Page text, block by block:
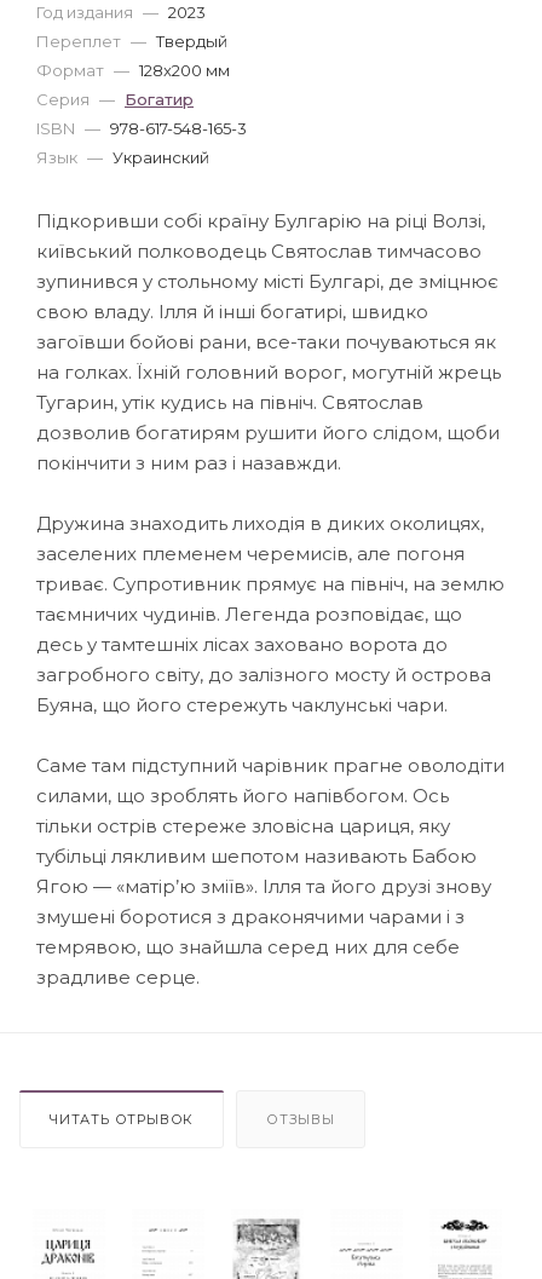
Год издания — 2023
Переплет — Твердый
Формат — 128x200 мм
Серия — Богатир
ISBN — 978-617-548-165-3
Язык — Украинский
Підкоривши собі країну Булгарію на ріці Волзі,
київський полководець Святослав тимчасово
зупинився у стольному місті Булгарі, де зміцнює
свою владу. Ілля й інші богатирі, швидко
загоївши бойові рани, все-таки почуваються як
на голках. Їхній головний ворог, могутній жрець
Тугарин, утік кудись на північ. Святослав
дозволив богатирям рушити його слідом, щоби
покінчити з ним раз і назавжди.
Дружина знаходить лиходія в диких околицях,
заселених племенем черемисів, але погоня
триває. Супротивник прямує на північ, на землю
таємничих чудинів. Легенда розповідає, що
десь у тамтешніх лісах заховано ворота до
загробного світу, до залізного мосту й острова
Буяна, що його стережуть чаклунські чари.
Саме там підступний чарівник прагне оволодіти
силами, що зроблять його напівбогом. Ось
тільки острів стереже зловісна цариця, яку
тубільці лякливим шепотом називають Бабою
Ягою — «матір’ю зміїв». Ілля та його друзі знову
змушені боротися з драконячими чарами і з
темрявою, що знайшла серед них для себе
зрадливе серце.
ЧИТАТЬ ОТРЫВОК ОТЗЫВЫ